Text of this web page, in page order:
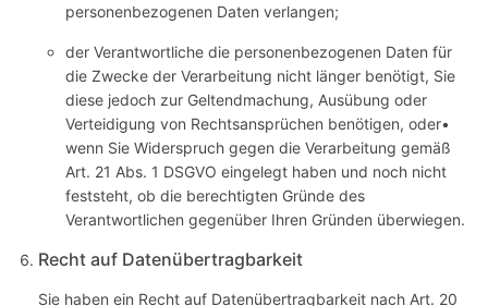
personenbezogenen Daten verlangen;
der Verantwortliche die personenbezogenen Daten für
die Zwecke der Verarbeitung nicht länger benötigt, Sie
diese jedoch zur Geltendmachung, Ausübung oder
Verteidigung von Rechtsansprüchen benötigen, oder•
wenn Sie Widerspruch gegen die Verarbeitung gemäß
Art. 21 Abs. 1 DSGVO eingelegt haben und noch nicht
feststeht, ob die berechtigten Gründe des
Verantwortlichen gegenüber Ihren Gründen überwiegen.
Recht auf Datenübertragbarkeit
Sie haben ein Recht auf Datenübertragbarkeit nach Art. 20